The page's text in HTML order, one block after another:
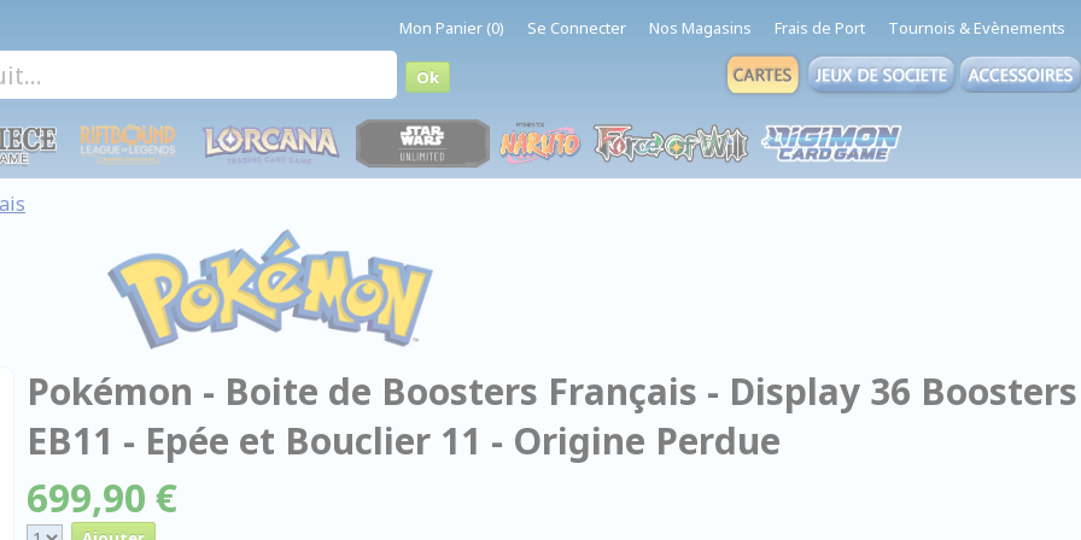
Mon Panier (0) Se Connecter Nos Magasins Frais de Port Tournois & Evènements
Pokémon - Boite de Boosters Français - Display 36 Boosters
EB11 - Epée et Bouclier 11 - Origine Perdue
699,90 €